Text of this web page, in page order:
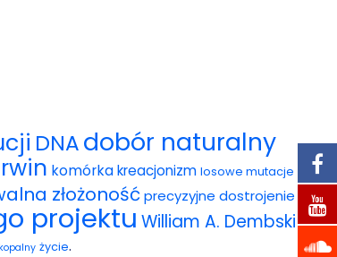
DNAdobór naturalny
komórkakreacjonizm losowe mutacje
złożonośćprecyzyjne dostrojenie
projektu William A. Dembski
życie.